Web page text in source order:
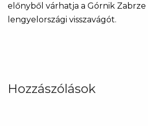
előnyből várhatja a Górnik Zabrze
lengyelországi visszavágót.
Hozzászólások